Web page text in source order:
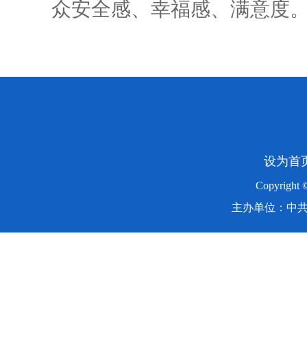
众安全感、幸福感、满意度
设为首
Copyright
主办单位：中